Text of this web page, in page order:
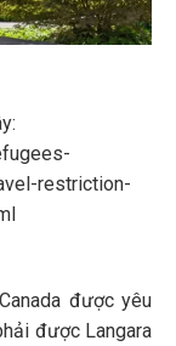
restriction-
được yêu
được Langara